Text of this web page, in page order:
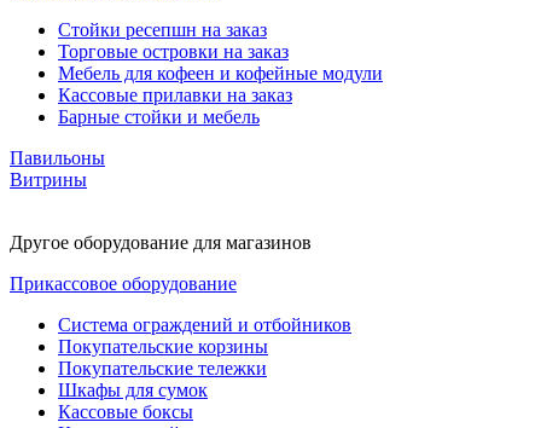
Стойки ресепшн на заказ
Торговые островки на заказ
Мебель для кофеен и кофейные модули
Кассовые прилавки на заказ
Барные стойки и мебель
Павильоны
Витрины
Другое оборудование для магазинов
Прикассовое оборудование
Система ограждений и отбойников
Покупательские корзины
Покупательские тележки
Шкафы для сумок
Кассовые боксы